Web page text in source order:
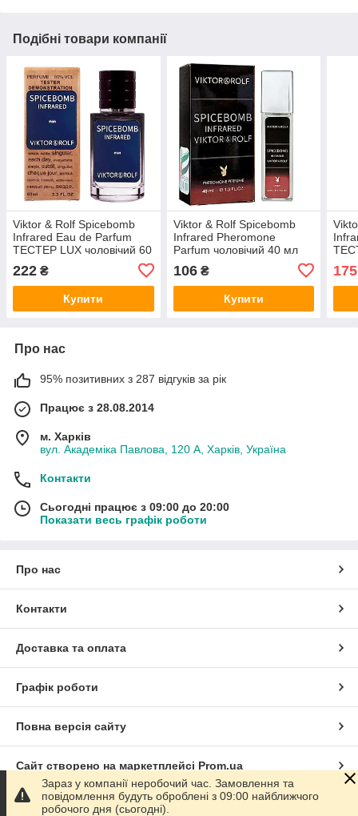
Подібні товари компанії
Viktor & Rolf Spicebomb
Infrared Eau de Parfum
ТЕСТЕР LUX чоловічий 60
222 ₴
Купити
Viktor & Rolf Spicebomb
Infrared Pheromone
Parfum чоловічий 40 мл
106₴
Купити
Про нас
95% позитивних з 287 відгуків за рік
Працює з 28.08.2014
м. Харків
вул. Академіка Павлова, 120 А, Харків, Україна
Контакти
Сьогодні працює з 09:00 до 20:00
Показати весь графік роботи
Про нас
Контакти
Доставка та оплата
Графік роботи
Повна версія сайту
Сайт створено на маркетплейсі Prom.ua
Політика конфіденційності
Зараз у компанії неробочий час. Замовлення та
повідомлення будуть оброблені з 09:00 найближчого
робочого дня (сьогодні).